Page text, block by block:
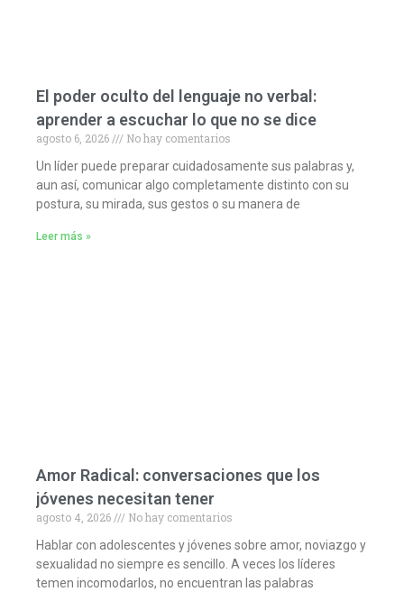
El poder oculto del lenguaje no verbal:
aprender a escuchar lo que no se dice
agosto 6, 2026
No hay comentarios
Un líder puede preparar cuidadosamente sus palabras y,
aun así, comunicar algo completamente distinto con su
postura, su mirada, sus gestos o su manera de
Leer más »
Amor Radical: conversaciones que los
jóvenes necesitan tener
agosto 4, 2026
No hay comentarios
Hablar con adolescentes y jóvenes sobre amor, noviazgo y
sexualidad no siempre es sencillo. A veces los líderes
temen incomodarlos, no encuentran las palabras